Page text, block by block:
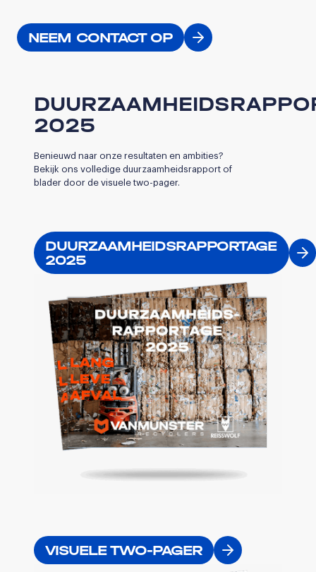
NEEM CONTACT OP
2025
Benieuwd naar onze resultaten en ambities?
Bekijk ons volledige duurzaamheidsrapport of
blader door de visuele two-pager.
DUURZAAMHEIDSRAPPORTAGE
2025
VISUELE TWO-PAGER